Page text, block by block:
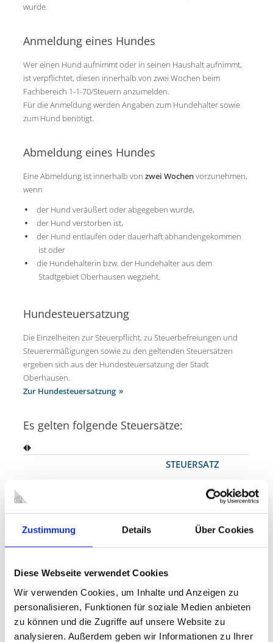
Zustimmung Details Über Cookies
Diese Webseite verwendet Cookies
Wir verwenden Cookies, um Inhalte und Anzeigen zu
personalisieren, Funktionen für soziale Medien anbieten
zu können und die Zugriffe auf unsere Website zu
analysieren. Außerdem geben wir Informationen zu Ihrer
wurde.
Anmeldung eines Hundes
Wer einen Hund aufnimmt oder in seinen Haushalt aufnimmt,
ist verpflichtet, diesen innerhalb von zwei Wochen beim
Fachbereich 1-1-70/Steuern anzumelden.
Für die Anmeldung werden Angaben zum Hundehalter sowie
zum Hund benötigt.
Abmeldung eines Hundes
Eine Abmeldung ist innerhalb von zwei Wochenvorzunehmen,
wenn
der Hund veräußert oder abgegeben wurde,
der Hund verstorben ist,
der Hund entlaufen oder dauerhaft abhandengekommen
ist oder
die Hundehalterin bzw. der Hundehalter aus dem
Stadtgebiet Oberhausen wegzieht.
Hundesteuersatzung
Die Einzelheiten zur Steuerpflicht, zu Steuerbefreiungen und
Steuerermäßigungen sowie zu den geltenden Steuersätzen
ergeben sich aus der Hundesteuersatzung der Stadt
Oberhausen.
Zur Hundesteuersatzung
Es gelten folgende Steuersätze:
STEUERSATZ
168,00 Euro
zwei gehaltene Hunde
252,00 Euro je Hund
drei und mehr gehaltene Hunde
288,00 Euro je Hund
gefährliche Hunde im Sinnde des
850,00 Euro je Hund
Ansprechpartner
Bei Fragen zur Anmeldung, Abmeldung oder Veranlagung eines